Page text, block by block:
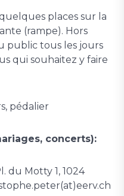
places sur la
(rampe). Hors
public tous les jours
qui souhaitez y faire
pédalier
concerts):
du Motty 1, 1024